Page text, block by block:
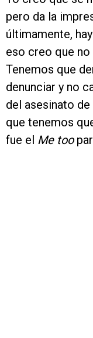
pero da la
últimamente,
eso creo que no
Tenemos que
denunciar y no
del asesinato
que tenemos
fue el Me too